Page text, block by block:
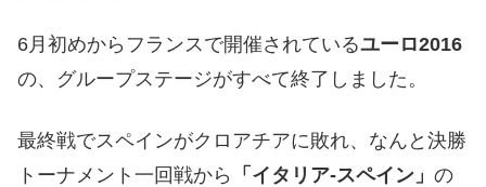
6月初めからフランスで開催されているユーロ2016
の、グループステージがすべて終了しました。
最終戦でスペインがクロアチアに敗れ、なんと決勝
トーナメント一回戦から
「イタリア-スペイン」 の